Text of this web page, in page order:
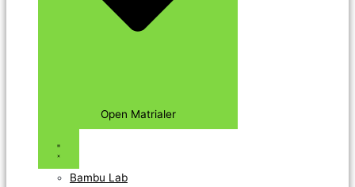
Open Matrialer
Bambu Lab